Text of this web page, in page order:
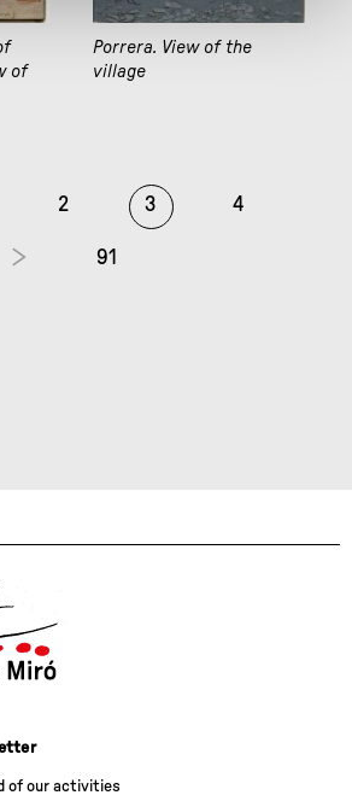
of
Porrera. View of the
village
2 3 4
91
of our activities